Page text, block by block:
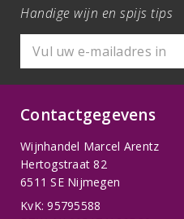
Handige wijn en spijs tips
Contactgegevens
Wijnhandel Marcel Arentz
Hertogstraat 82
6511 SE Nijmegen
KvK: 95795588